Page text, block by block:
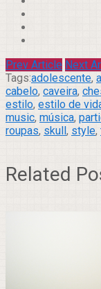
Prev Article Next
Tags:adolescente,
cabelo, caveira,
estilo, estilo de
music, música,
roupas, skull, style,
Related